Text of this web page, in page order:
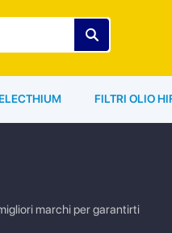
FILTRI OLIO
marchi per garantirti